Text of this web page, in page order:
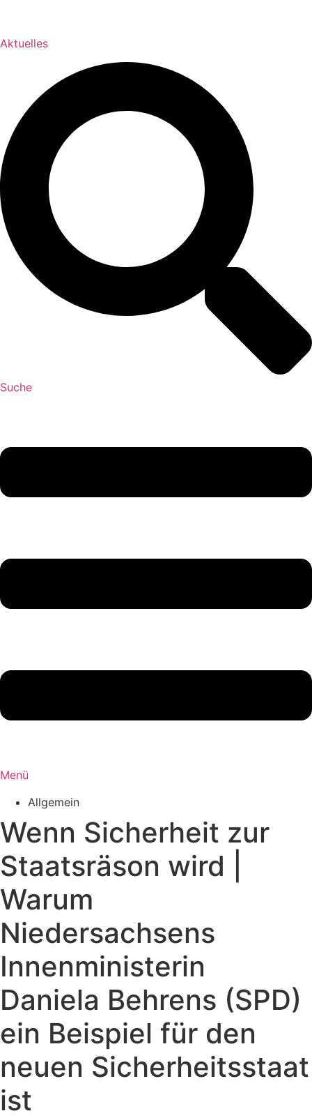
Aktuelles
Suche
Menü
Allgemein
Wenn Sicherheit zur
Staatsräson wird |
Warum
Niedersachsens
Innenministerin
Daniela Behrens (SPD)
ein Beispiel für den
neuen Sicherheitsstaat
ist